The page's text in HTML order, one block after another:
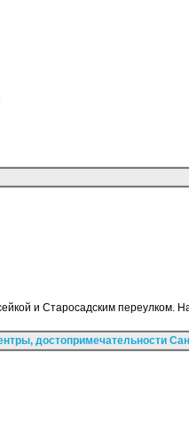
и Старосадским переулком.
достопримечательности